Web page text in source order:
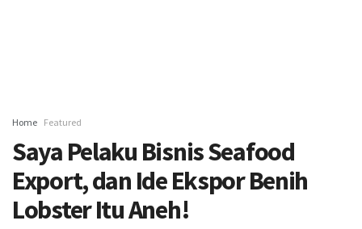
Home Featured
Saya Pelaku Bisnis Seafood
Export, dan Ide Ekspor Benih
Lobster Itu Aneh!